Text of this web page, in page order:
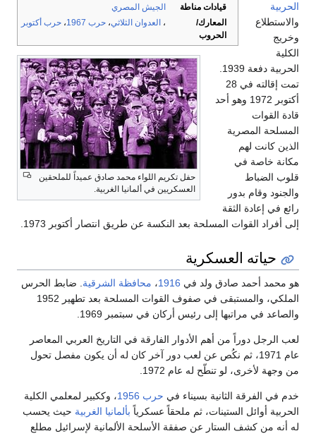
قيادات مناطة
الجيش المصري
المعارك/
الحروب
، العدوان الثلاثي، حرب 1967 ، حرب أكتوبر
حفل تكريم اللواء محمد صادق عميداً للملحقين
العسكريين في ألمانيا الغربية.
الحربية
والاستطلاع
وخريج
الكلية
تمت إقالته في 28
أكتوبر 1972 وهو أحد
قادة القوات
المسلحة المصرية
الذين كانت لهم
مكانة خاصة في
قلوب الضباط
والجنود وقام بدور
رائع في إعادة الثقة
إلى أفراد القوات المسلحة بعد النكسة عن طريق انتصار أكتوبر 1973.
حياته العسكرية
هو محمد أحمد صادق ولد في 1916، محافظة الشرقية. ضابط الحرس
الملكي، والمستبقى في صفوف القوات المسلحة بعد تطهير 1952
والصاعد في مراتبها إلى رئيس أركان في سبتمبر 1969.
لعب الرجل دوراً من أهم الأدوار الفارقة في التاريخ العربي المعاصر
عام 1971، ثم نكُص عن لعب دور آخر كان له أن يكون مفصل تحول
من وجهة لأخرى، لو تنطّح له عام 1972.
خدم في الفرقة الثانية بسيناء في حرب 1956
، وككبير لمعلمي الكلية
الحربية أوائل الستينات، ثم ملحقاً عسكرياً بألمانيا الغربية حيث يحسب
له أنه من كشف الستار عن صفقة الأسلحة الألمانية لإسرائيل مطلع